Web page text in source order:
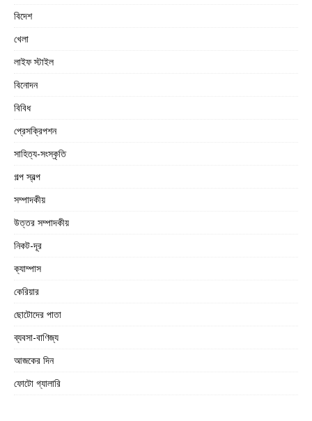
বিদেশ
খেলা
লাইফ স্টাইল
বিনোদন
বিবিধ
প্রেসক্রিপশন
সাহিত্য-সংস্কৃতি
গল্প স্বল্প
সম্পাদকীয়
উত্তর সম্পাদকীয়
নিকট-দূর
ক্যাম্পাস
কেরিয়ার
ছোটোদের পাতা
ব্যবসা-বাণিজ্য
আজকের দিন
ফোটো গ্যালারি